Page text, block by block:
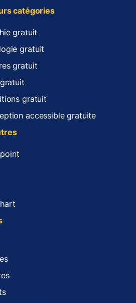
catégories
gratuit
gratuit
gratuit
gratuit
accessible gratuite